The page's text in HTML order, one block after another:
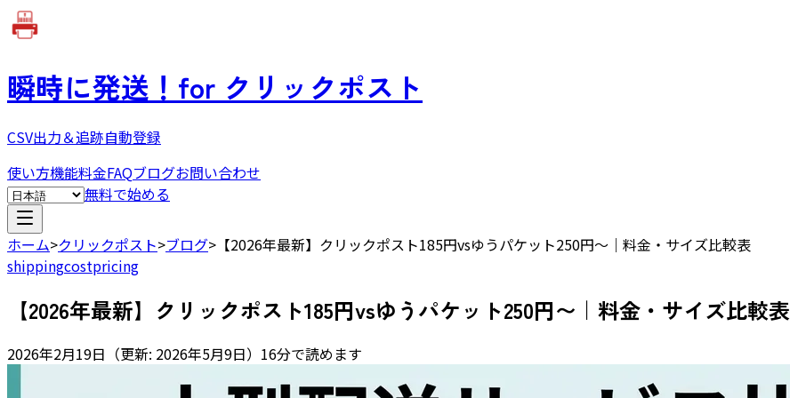
瞬時に発送！ for クリックポスト
CSV出力＆追跡自動登録
使い方機能料金FAQブログお問い合わせ
無料で始める
ホーム>クリックポスト>ブログ> 【2026年最新】クリックポスト185円vsゆうパケット250円〜｜料金・サイズ比較表
shippingcostpricing
【2026年最新】クリックポスト185円vsゆうパケット250円〜｜料金・サイズ比較表
2026年2月19日 （更新: 2026年5月9日） 16分で読めます